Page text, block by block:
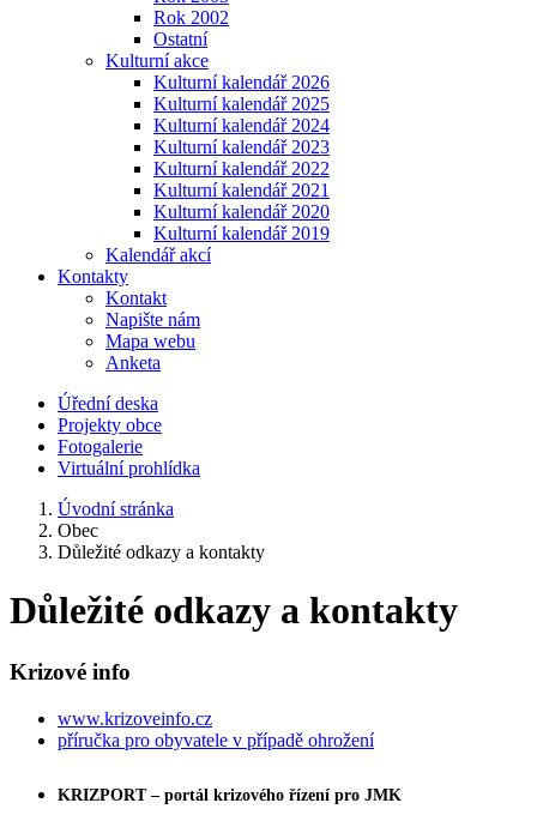
Rok 2002
Ostatní
Kulturní akce
Kulturní kalendář 2026
Kulturní kalendář 2025
Kulturní kalendář 2024
Kulturní kalendář 2023
Kulturní kalendář 2022
Kulturní kalendář 2021
Kulturní kalendář 2020
Kulturní kalendář 2019
Kalendář akcí
Kontakty
Kontakt
Napište nám
Mapa webu
Anketa
Úřední deska
Projekty obce
Fotogalerie
Virtuální prohlídka
Úvodní stránka
Obec
Důležité odkazy a kontakty
Důležité odkazy a kontakty
Krizové info
www.krizoveinfo.cz
příručka pro obyvatele v případě ohrožení
KRIZPORT – portál krizového řízení pro JMK